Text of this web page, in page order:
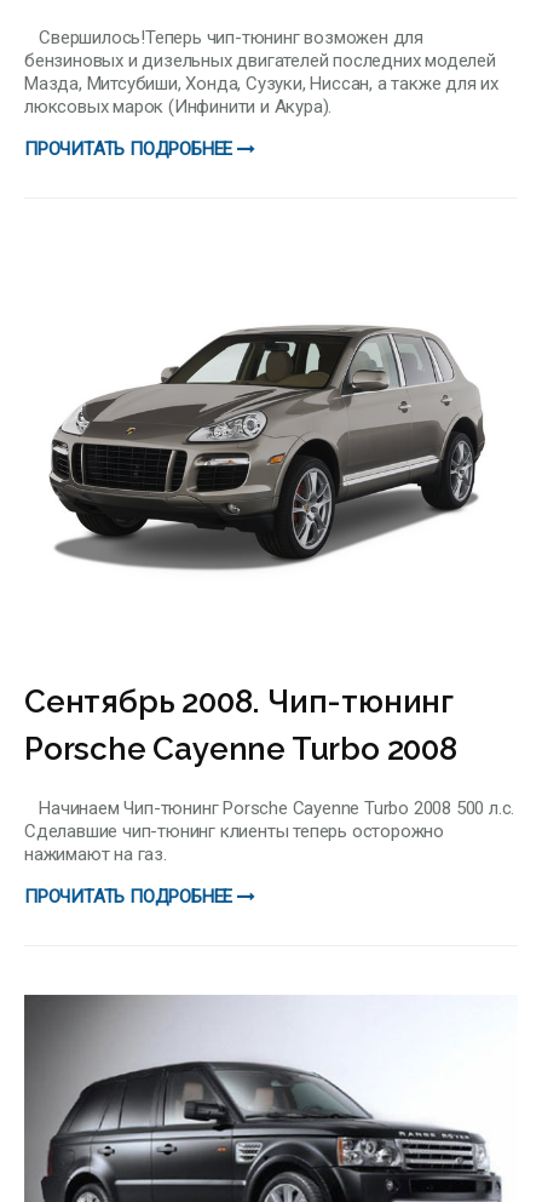
Свершилось!Теперь чип-тюнинг возможен для
бензиновых и дизельных двигателей последних моделей
Мазда, Митсубиши, Хонда, Сузуки, Ниссан, а также для их
люксовых марок (Инфинити и Акура).
ПРОЧИТАТЬ ПОДРОБНЕЕ
Сентябрь 2008. Чип-тюнинг
Porsche Cayenne Turbo 2008
Начинаем Чип-тюнинг Porsche Cayenne Turbo 2008 500 л.с.
Сделавшие чип-тюнинг клиенты теперь осторожно
нажимают на газ.
ПРОЧИТАТЬ ПОДРОБНЕЕ